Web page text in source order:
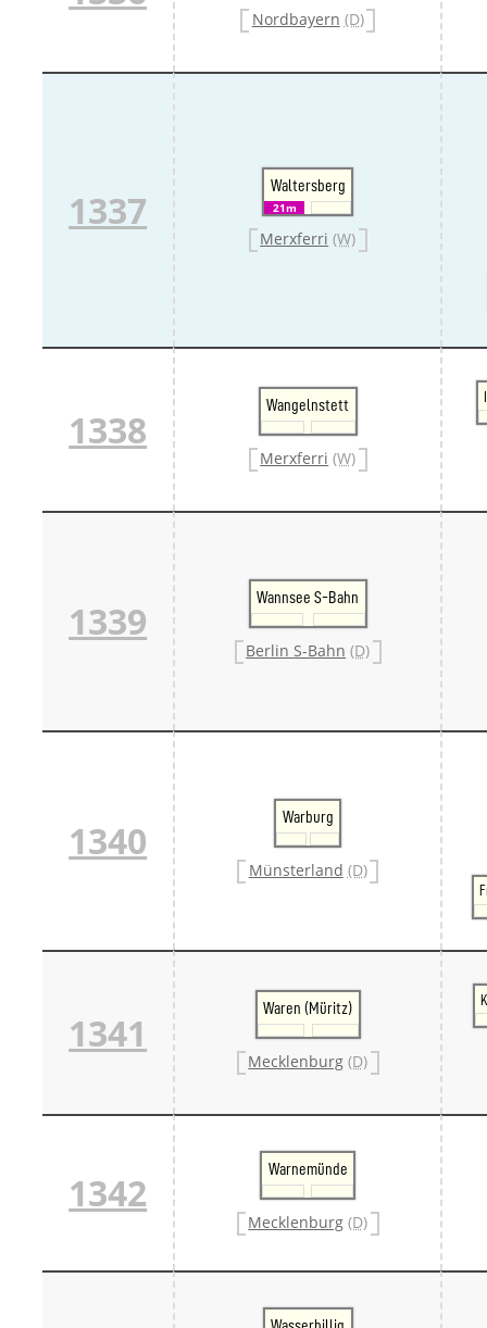
Nordbayern (D)
1337
Waltersberg
21m
Merxferri (W)
1338
Wangelnstett
Merxferri (W)
1339
Wannsee S-Bahn
Berlin S-Bahn (D)
1340
Warburg
Münsterland (D)
1341
Waren (Müritz)
Mecklenburg (D)
1342
Warnemünde
Mecklenburg (D)